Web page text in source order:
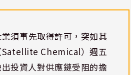
須事先取得許可，突如其
Satellite Chemical）週五
出投資人對供應鏈受阻的擔